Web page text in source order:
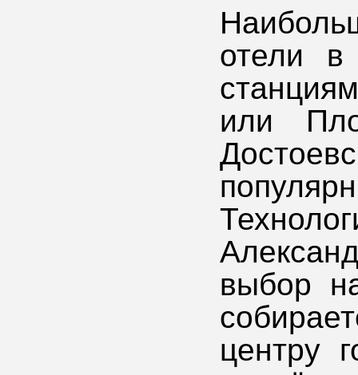
отели
или
выбор
центру